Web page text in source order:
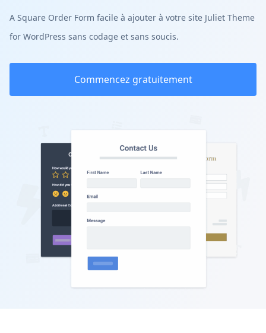
A Square Order Form facile à ajouter à votre site Juliet Theme
for WordPress sans codage et sans soucis.
Commencez gratuitement